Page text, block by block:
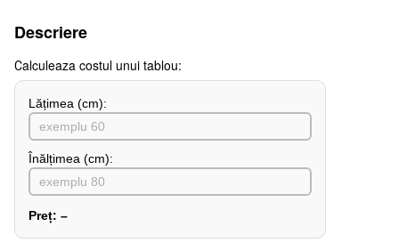
Descriere
Сalculeaza costul unui tablou:
Lățimea (сm):
Înălțimea (cm):
Preț: –